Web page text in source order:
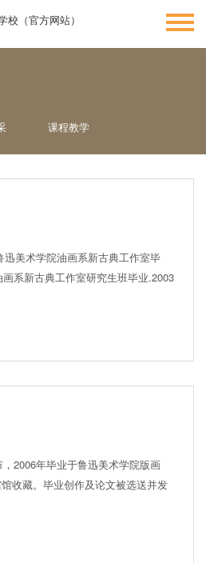
课程教学
迅美术学院油画系新古典工作室毕
系新古典工作室研究生班毕业.2003
2006年毕业于鲁迅美术学院版画
收藏。毕业创作及论文被选送并发